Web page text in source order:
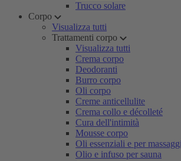
Trucco solare
Corpo
Visualizza tutti
Trattamenti corpo
Visualizza tutti
Crema corpo
Deodoranti
Burro corpo
Oli corpo
Creme anticellulite
Crema collo e décolleté
Cura dell'intimità
Mousse corpo
Oli essenziali e per
Olio e infuso per sauna